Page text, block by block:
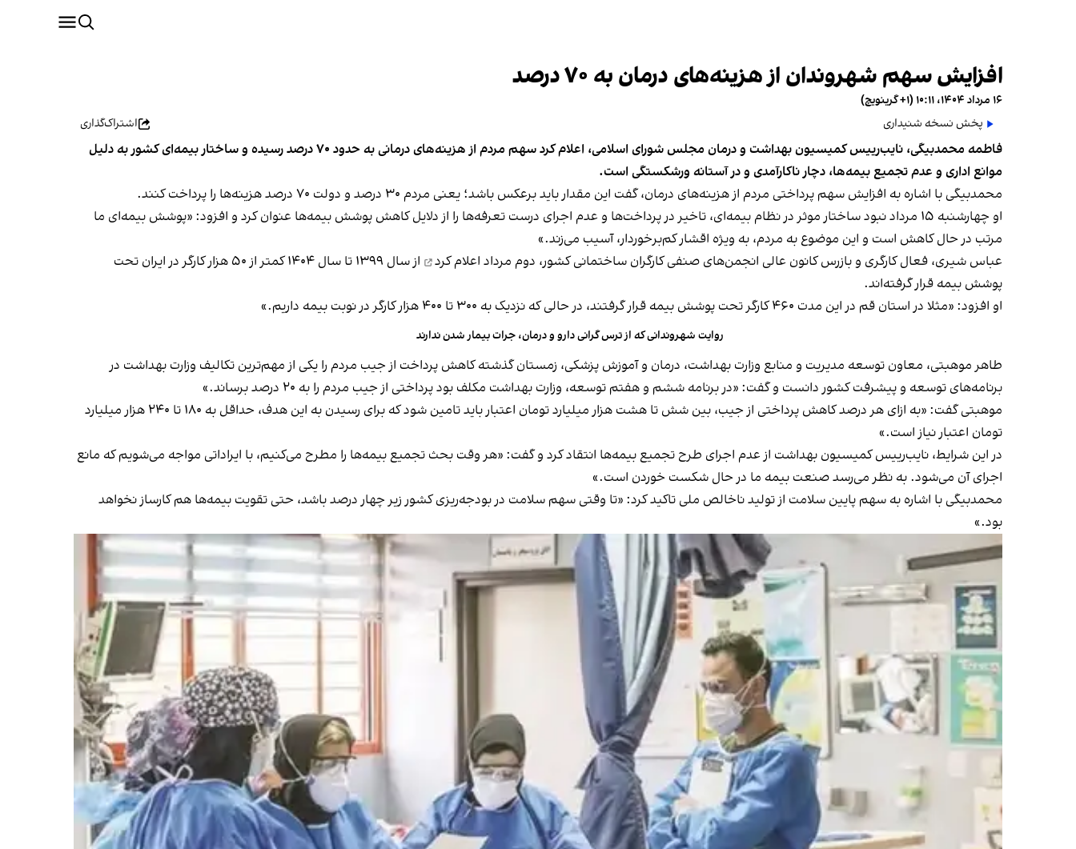
افزایش سهم شهروندان از هزینه‌های درمان به ۷۰ درصد
۱۶ مرداد ۱۴۰۴، ۱۰:۱۱ (‎+۱ گرینویچ)
پخش نسخه شنیداری
اشتراک‌گذاری
فاطمه محمدبیگی، نایب‌رییس کمیسیون بهداشت و درمان مجلس شورای اسلامی، اعلام کرد سهم مردم از هزینه‌های درمانی به حدود ۷۰ درصد رسیده و ساختار بیمه‌ای کشور به دلیل
موانع اداری و عدم تجمیع بیمه‌ها، دچار ناکارآمدی و در آستانه ورشکستگی است.
محمدبیگی با اشاره به افزایش سهم پرداختی مردم از هزینه‌های درمان، گفت این مقدار باید برعکس باشد؛ یعنی مردم ۳۰ درصد و دولت ۷۰ درصد هزینه‌ها را پرداخت کنند.
او چهارشنبه ۱۵ مرداد نبود ساختار موثر در نظام بیمه‌ای، تاخیر در پرداخت‌ها و عدم اجرای درست تعرفه‌ها را از دلایل کاهش پوشش بیمه‌ها عنوان کرد و افزود: «پوشش بیمه‌ای ما
مرتب در حال کاهش است و این موضوع به مردم، به ویژه اقشار کم‌برخوردار، آسیب می‌زند.»
عباس شیری، فعال کارگری و بازرس کانون عالی انجمن‌های صنفی کارگران ساختمانی کشور، دوم مرداد اعلام کرد
از سال ۱۳۹۹ تا سال ۱۴۰۴ کمتر از ۵۰ هزار کارگر در ایران تحت
پوشش بیمه قرار گرفته‌اند.
او افزود: «مثلا در استان قم در این مدت ۴۶۰ کارگر تحت پوشش بیمه قرار گرفتند، در حالی‌ که نزدیک به ۳۰۰ تا ۴۰۰ هزار کارگر در نوبت بیمه داریم.»
روایت شهروندانی که از ترس گرانی دارو و درمان، جرات بیمار شدن ندارند
طاهر موهبتی، معاون توسعه مدیریت و منابع وزارت بهداشت، درمان و آموزش پزشکی، زمستان گذشته کاهش پرداخت از جیب مردم را یکی از مهم‌ترین تکالیف وزارت بهداشت در
برنامه‌های توسعه و پیشرفت کشور دانست و گفت: «در برنامه ششم و هفتم توسعه، وزارت بهداشت مکلف بود پرداختی از جیب مردم را به ۲۰ درصد برساند.»
موهبتی گفت: «به ازای هر درصد کاهش پرداختی از جیب، بین شش تا هشت هزار میلیارد تومان اعتبار باید تامین شود که برای رسیدن به این هدف، حداقل به ۱۸۰ تا ۲۴۰ هزار میلیارد
تومان اعتبار نیاز است.»
در این شرایط، نایب‌رییس کمیسیون بهداشت از عدم اجرای طرح تجمیع بیمه‌ها انتقاد کرد و گفت: «هر وقت بحث تجمیع بیمه‌ها را مطرح می‌کنیم، با ایراداتی مواجه می‌شویم که مانع
اجرای آن می‌شود. به نظر می‌رسد صنعت بیمه ما در حال شکست خوردن است.»
محمدبیگی با اشاره به سهم پایین سلامت از تولید ناخالص ملی تاکید کرد: «تا وقتی سهم سلامت در بودجه‌ریزی کشور زیر چهار درصد باشد، حتی تقویت بیمه‌ها هم کارساز نخواهد
بود.»